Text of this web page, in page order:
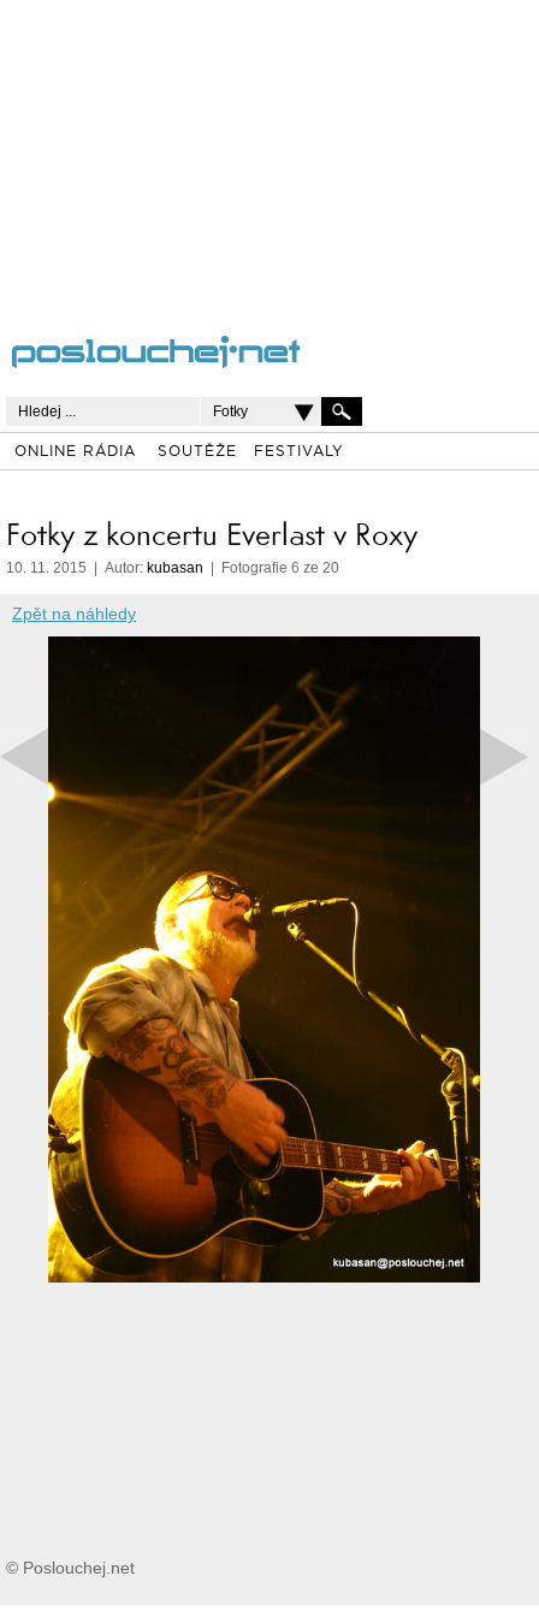
Fotky
ONLINE RÁDIA SOUTĚŽE FESTIVALY
Fotky z koncertu Everlast v Roxy
10. 11. 2015 | Autor: kubasan | Fotografie 6 ze 20
Zpět na náhledy
© Poslouchej.net